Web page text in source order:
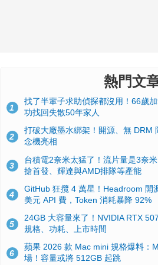
熱門文
1
找了半輩子求助偵探都沒用！66歲
功找回失散50年家人
2
打破大廠墨水綁架！開源、無 DRM
念機亮相
3
台積電2奈米太猛了！流片量是3奈
搶首發、輝達與AMD排隊等產能
4
GitHub 狂攬 4 萬星！Headroom 開
美元 API 費，Token 消耗暴降 92%
5
24GB 大容量來了！NVIDIA RTX
規格、功耗、上市時間
6
蘋果 2026 款 Mac mini 規格爆料：
場！容量或將 512GB 起跳